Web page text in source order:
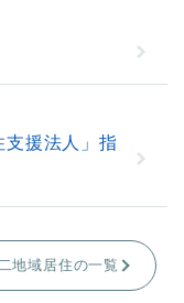
支援法人」指
地域居住の一覧